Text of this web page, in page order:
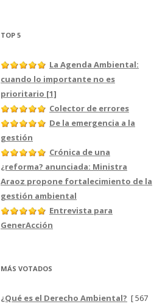
TOP 5
La Agenda Ambiental:
cuando lo importante no es
prioritario [1]
Colector de errores
De la emergencia a la
gestión
Crónica de una
¿reforma? anunciada: Ministra
Araoz propone fortalecimiento de la
gestión ambiental
Entrevista para
GenerAcción
MÁS VOTADOS
¿Qué es el Derecho Ambiental? [ 567